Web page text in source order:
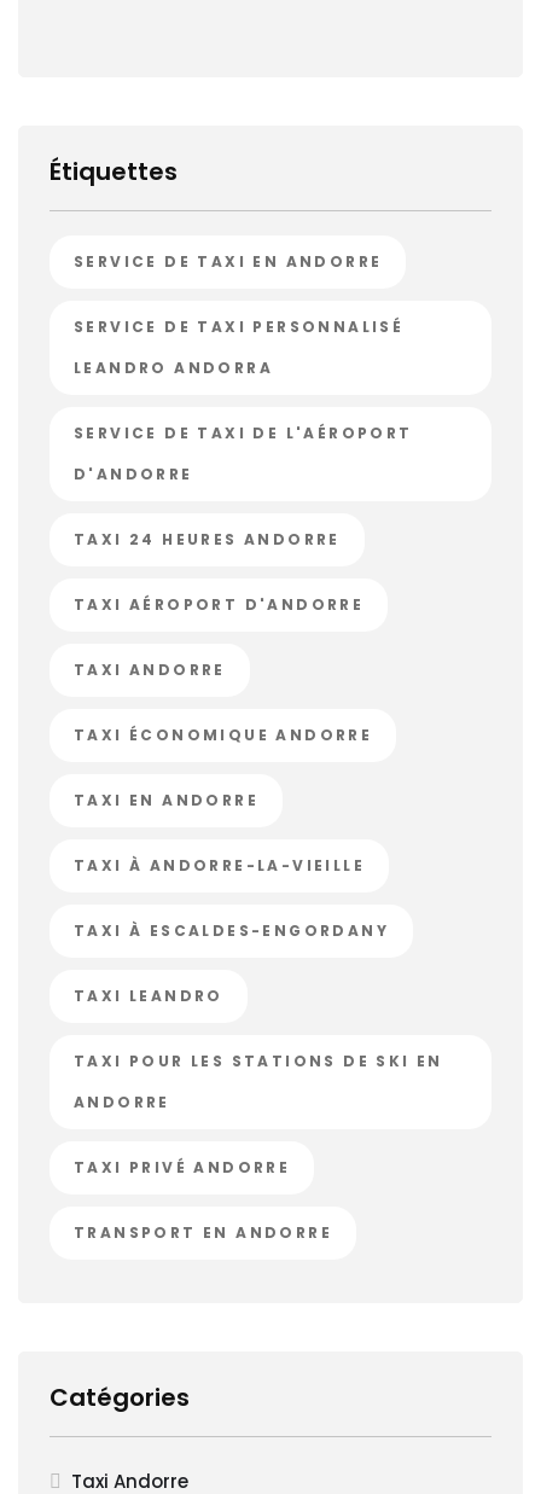
Étiquettes
SERVICE DE TAXI EN ANDORRE
SERVICE DE TAXI PERSONNALISÉ
LEANDRO ANDORRA
SERVICE DE TAXI DE L'AÉROPORT
D'ANDORRE
TAXI 24 HEURES ANDORRE
TAXI AÉROPORT D'ANDORRE
TAXI ANDORRE
TAXI ÉCONOMIQUE ANDORRE
TAXI EN ANDORRE
TAXI À ANDORRE-LA-VIEILLE
TAXI À ESCALDES-ENGORDANY
TAXI LEANDRO
TAXI POUR LES STATIONS DE SKI EN
ANDORRE
TAXI PRIVÉ ANDORRE
TRANSPORT EN ANDORRE
Catégories
Taxi Andorre